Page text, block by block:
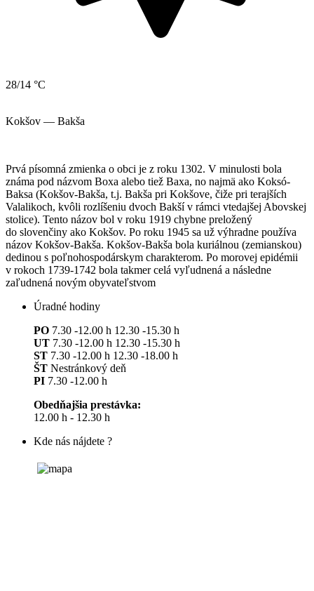
28/14 °C
Kokšov — Bakša
Prvá písomná zmienka o obci je z roku 1302. V minulosti bola
známa pod názvom Boxa alebo tiež Baxa, no najmä ako Koksó-
Baksa (Kokšov-Bakša, t.j. Bakša pri Kokšove, čiže pri terajších
Valalikoch, kvôli rozlíšeniu dvoch Bakší v rámci vtedajšej Abovskej
stolice). Tento názov bol v roku 1919 chybne preložený
do slovenčiny ako Kokšov. Po roku 1945 sa už výhradne používa
názov Kokšov-Bakša. Kokšov-Bakša bola kuriálnou (zemianskou)
dedinou s poľnohospodárskym charakterom. Po morovej epidémii
v rokoch 1739-1742 bola takmer celá vyľudnená a následne
zaľudnená novým obyvateľstvom
Úradné hodiny
PO 7.30 -12.00 h 12.30 -15.30 h
UT 7.30 -12.00 h 12.30 -15.30 h
ST 7.30 -12.00 h 12.30 -18.00 h
ŠT Nestránkový deň
PI 7.30 -12.00 h
Obedňajšia prestávka:
12.00 h - 12.30 h
Kde nás nájdete ?